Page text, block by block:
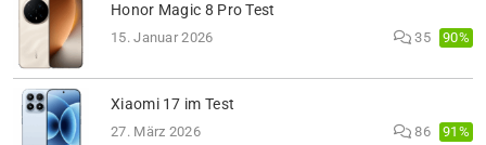
Honor Magic 8 Pro Test
15. Januar 2026 35 90%
Xiaomi 17 im Test
27. März 2026 86 91%